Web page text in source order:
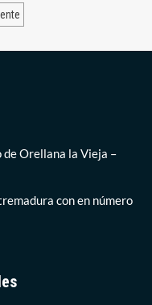
Orellana la Vieja –
con en número